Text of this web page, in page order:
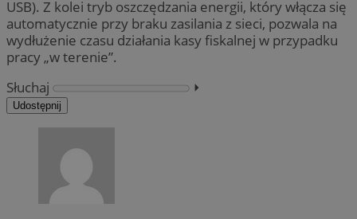
USB). Z kolei tryb oszczędzania energii, który włącza się
automatycznie przy braku zasilania z sieci, pozwala na
wydłużenie czasu działania kasy fiskalnej w przypadku
pracy „w terenie”.
Słuchaj
⏵︎
Udostępnij